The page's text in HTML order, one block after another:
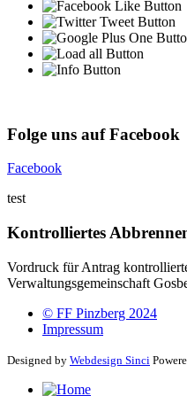
Folge uns auf Facebook
Facebook
test
Kontrolliertes
Vordruck für Antrag
Verwaltungsgemeinschaft
© FF Pinzberg 2024
Impressum
Designed by Webdesign Sinci